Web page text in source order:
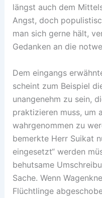
längst auch dem
Angst, doch
man sich gerne hält,
Gedanken an die
Dem eingangs
scheint zum Beispiel
unangenehm zu sein,
praktizieren muss, um
wahrgenommen zu
bemerkte Herr Suikat
eingesetzt“ werden
behutsame
Sache. Wenn
Flüchtlinge